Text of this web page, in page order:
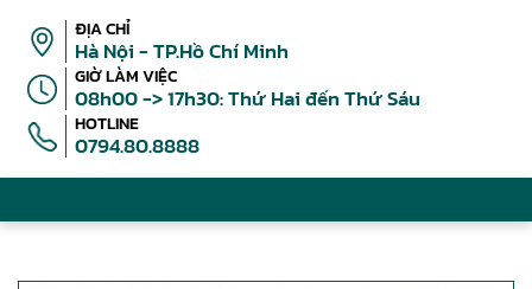
ĐỊA CHỈ
Hà Nội - TP.Hồ Chí Minh
GIỜ LÀM VIỆC
08h00 -> 17h30: Thứ Hai đến Thứ Sáu
HOTLINE
0794.80.8888